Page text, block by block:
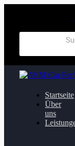
Startseite
Über
uns